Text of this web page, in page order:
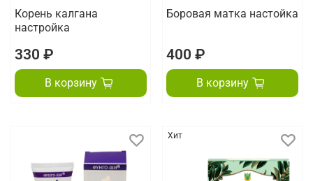
Корень калгана
настройка
330 ₽
В корзину
Боровая матка настойка
400 ₽
В корзину
Хит